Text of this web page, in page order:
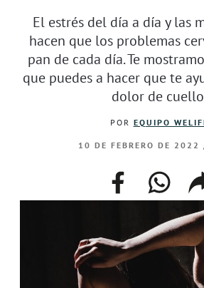
El estrés del día a día y las
hacen que los problemas
pan de cada día. Te
que puedes a hacer que te
dolor de
POR EQUIPO
10 DE FEBRERO DE
facebook